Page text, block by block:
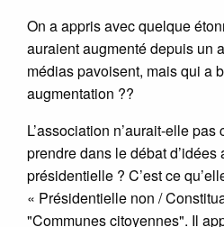
On a appris avec quelque
auraient augmenté depuis un
médias pavoisent, mais qui a
augmentation ??
L’association n’aurait-elle
prendre dans le débat d’idées
présidentielle ? C’est ce
« Présidentielle non /
"Communes citoyennes". Il